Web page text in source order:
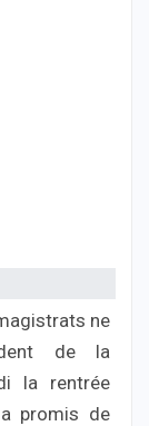
ne
de la
la rentrée
promis de